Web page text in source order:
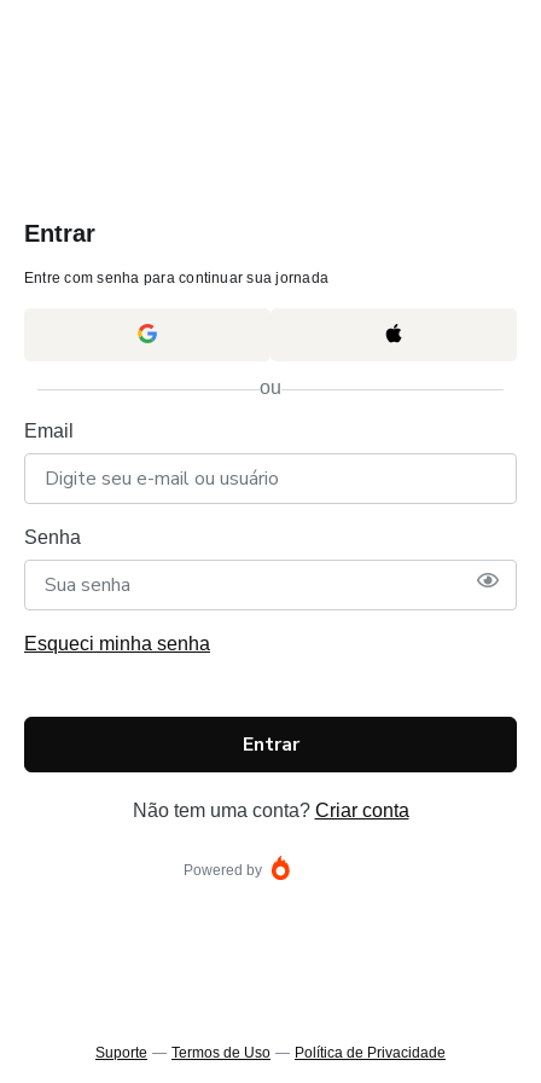
Entrar
Entre com senha para continuar sua jornada
ou
Email
Senha
Esqueci minha senha
Entrar
Não tem uma conta? Criar conta
Powered by
Suporte — Termos de Uso — Política de Privacidade